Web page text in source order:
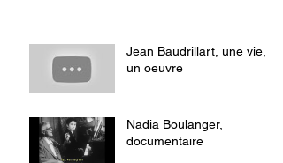
Jean Baudrillart, une vie,
un oeuvre
Nadia Boulanger,
documentaire